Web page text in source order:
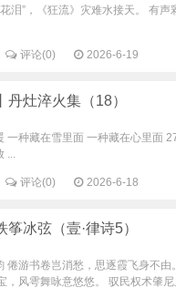
泪”，《狂流》灾难水接天。 有
评论(0) 2026-6-19
丹灶淬火集（18）
一种藏在雪里面 一种藏在心里面
...
评论(0) 2026-6-18
筝冰弦（壹·律诗5）
倦游书卷岂消愁，思逐霞飞身不
，风雩舞咏意悠悠。 驭民权术肇